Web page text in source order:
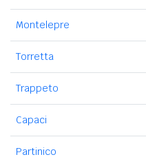
Montelepre
Torretta
Trappeto
Capaci
Partinico